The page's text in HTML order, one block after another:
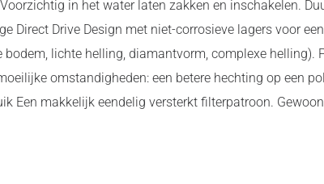
in het water laten zakken en inschakelen.
Direct Drive Design met niet-corrosieve lagers voor
lichte helling, diamantvorm, complexe helling).
omstandigheden: een betere hechting op een
Een makkelijk eendelig versterkt filterpatroon.